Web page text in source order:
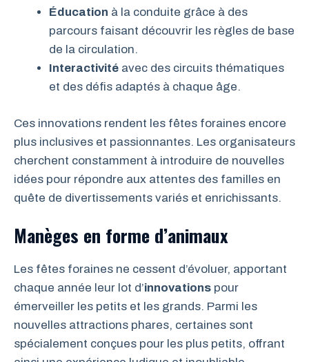
Éducation à la conduite grâce à des
parcours faisant découvrir les règles de base
de la circulation.
Interactivité avec des circuits thématiques
et des défis adaptés à chaque âge.
Ces innovations rendent les fêtes foraines encore
plus inclusives et passionnantes. Les organisateurs
cherchent constamment à introduire de nouvelles
idées pour répondre aux attentes des familles en
quête de divertissements variés et enrichissants.
Manèges en forme d’animaux
Les fêtes foraines ne cessent d’évoluer, apportant
chaque année leur lot d’innovations pour
émerveiller les petits et les grands. Parmi les
nouvelles attractions phares, certaines sont
spécialement conçues pour les plus petits, offrant